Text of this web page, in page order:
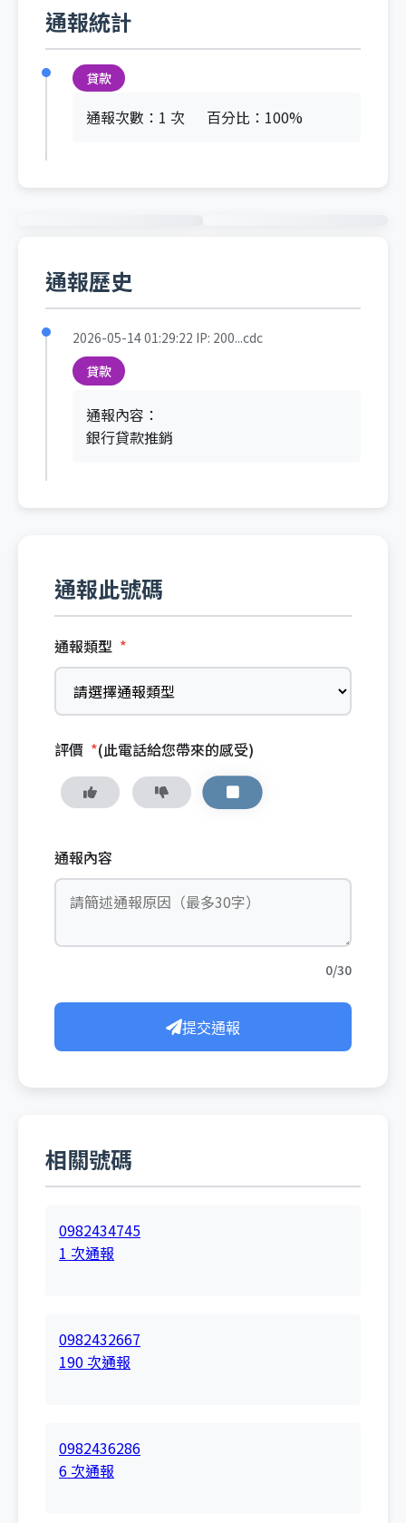
通報統計
貸款
通報次數：1 次 百分比：100%
通報歷史
2026-05-14 01:29:22 IP: 200...cdc
貸款
通報內容：
銀行貸款推銷
通報此號碼
通報類型 *
評價 *(此電話給您帶來的感受)
通報內容
0/30
提交通報
相關號碼
0982434745
1 次通報
0982432667
190 次通報
0982436286
6 次通報